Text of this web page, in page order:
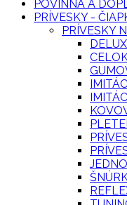
POVINNÁ A
PRÍVESKY -
PRÍVESKY